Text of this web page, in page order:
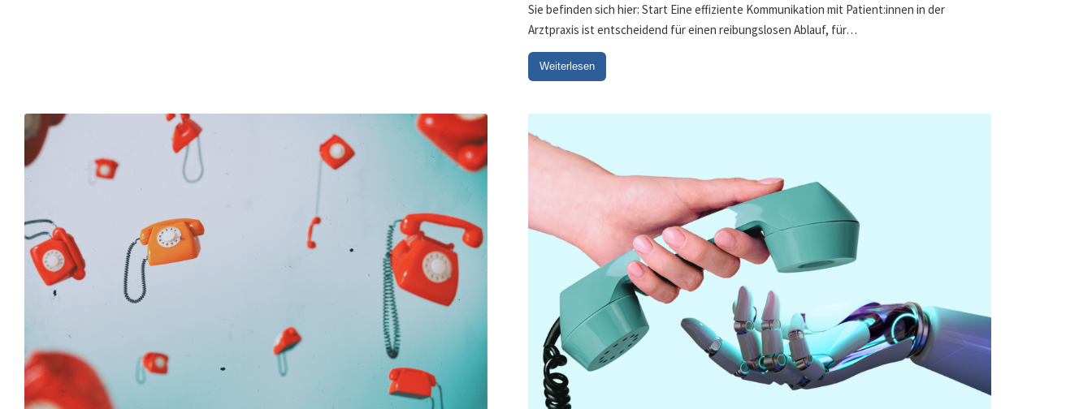
Sie befinden sich hier: Start Eine effiziente Kommunikation mit Patient:innen in der
Arztpraxis ist entscheidend für einen reibungslosen Ablauf, für…
Weiterlesen